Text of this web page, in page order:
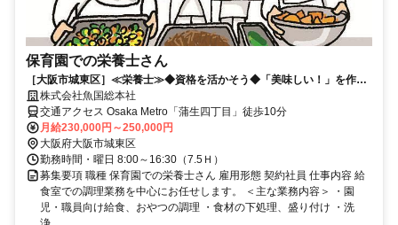
保育園での栄養士さん
［大阪市城東区］≪栄養士≫◆資格を活かそう◆「美味しい！」を作る
シゴト◆安定収入◆
株式会社魚国総本社
交通アクセス Osaka Metro「蒲生四丁目」徒歩10分
月給230,000円～250,000円
大阪府大阪市城東区
勤務時間・曜日 8:00～16:30（7.5Ｈ）
募集要項 職種 保育園での栄養士さん 雇用形態 契約社員 仕事内容 給
食室での調理業務を中心にお任せします。 ＜主な業務内容＞ ・園
児・職員向け給食、おやつの調理 ・食材の下処理、盛り付け ・洗